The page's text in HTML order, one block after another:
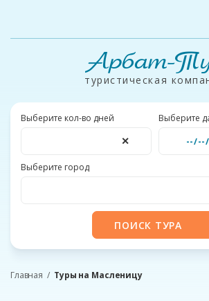
Арбат-
туристическая
Выберите кол-во дней
✕
Выберите
Выберите город
ПОИСК ТУРА
Главная Туры на Масленицу